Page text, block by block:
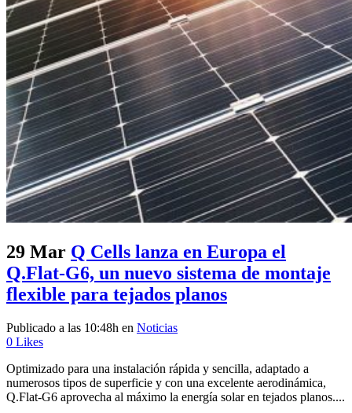
29 Mar Q Cells lanza en Europa el
Q.Flat-G6, un nuevo sistema de montaje
flexible para tejados planos
Publicado a las 10:48h en Noticias
0 Likes
Optimizado para una instalación rápida y sencilla, adaptado a
numerosos tipos de superficie y con una excelente aerodinámica,
Q.Flat-G6 aprovecha al máximo la energía solar en tejados planos....